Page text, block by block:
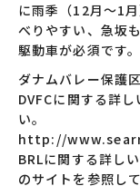
に雨季（12月～1
べりやすい、急坂
駆動車が必須です。
ダナムバレー保護
DVFCに関する詳
い。
http://
BRLに関する詳し
のサイトを参照して